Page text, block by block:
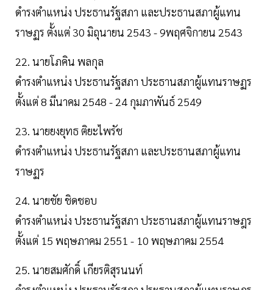
ดำรงตำแหน่ง ประธานรัฐสภา และประธานสภาผู้แทน
ราษฏร ตั้งแต่ 30 มิถุนายน 2543 - 9พฤศจิกายน 2543
22. นายโภคิน พลกุล
ดำรงตำแหน่ง ประธานรัฐสภา ประธานสภาผู้แทนราษฏร
ตั้งแต่ 8 มีนาคม 2548 - 24 กุมภาพันธ์ 2549
23. นายยงยุทธ ติยะไพรัช
ดำรงตำแหน่ง ประธานรัฐสภา และประธานสภาผู้แทน
ราษฏร
24. นายชัย ชิดชอบ
ดำรงตำแหน่ง ประธานรัฐสภา ประธานสภาผู้แทนราษฎร
ตั้งแต่ 15 พฤษภาคม 2551 - 10 พฤษภาคม 2554
25. นายสมศักดิ์ เกียรติสุรนนท์